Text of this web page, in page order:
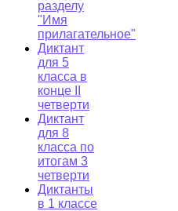
разделу
"Имя
прилагательное"
Диктант
для 5
класса в
конце II
четверти
Диктант
для 8
класса по
итогам 3
четверти
Диктанты
в 1 классе